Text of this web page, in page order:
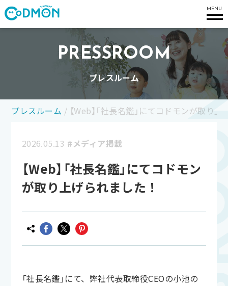
MENU
PRESSROOM
プレスルーム
プレスルーム / 【Web】「社長名鑑」にてコドモンが取り
2026.05.13 #メディア掲載
【Web】「社長名鑑」にてコドモン
が取り上げられました！
「社長名鑑」にて、弊社代表取締役CEOの小池の